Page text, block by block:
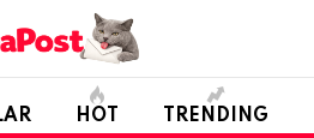
HOT TRENDING